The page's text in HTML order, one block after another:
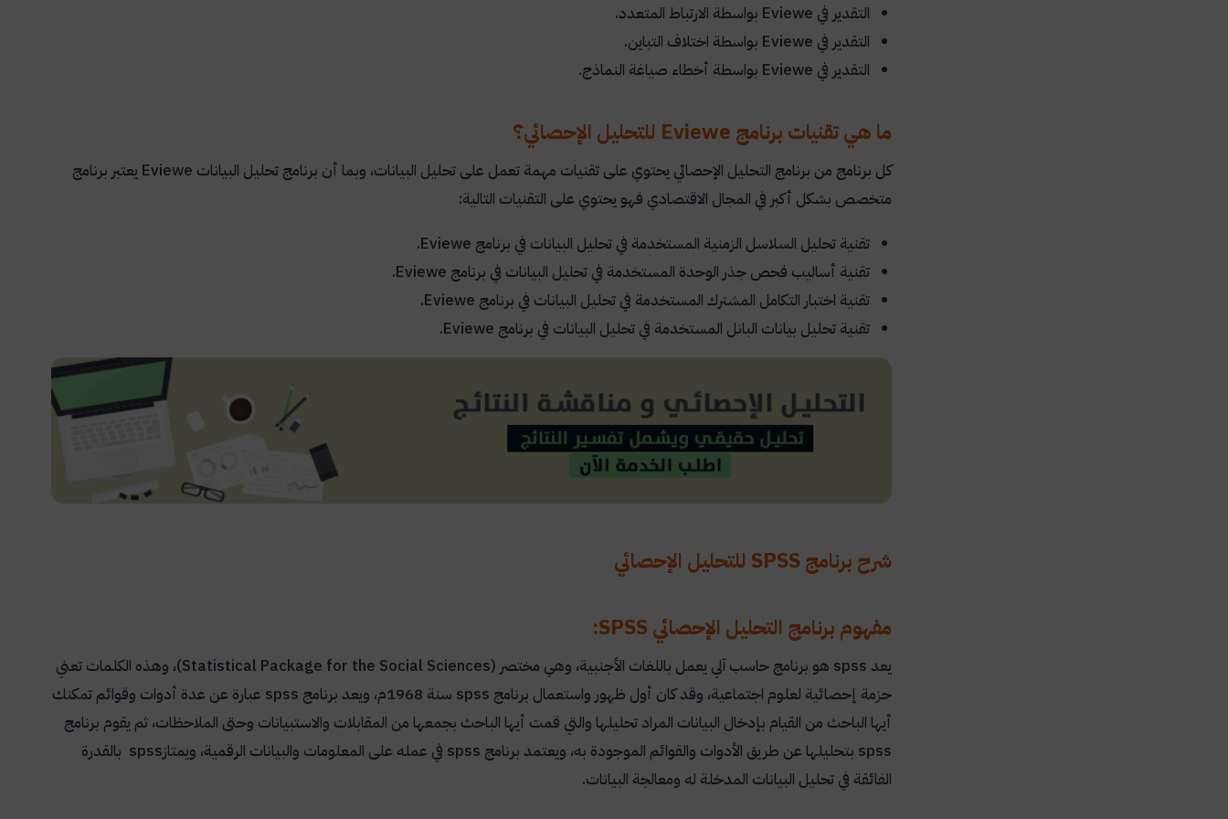
التقدير في Eviewe بواسطة الارتباط المتعدد.
التقدير في Eviewe بواسطة اختلاف التباين.
التقدير في Eviewe بواسطة أخطاء صياغة النماذج.
ما هي تقنيات برنامج Eviewe للتحليل الإحصائي؟
كل برنامج من برنامج التحليل الإحصائي يحتوي على تقنيات مهمة تعمل على تحليل البيانات، وبما أن برنامج تحليل البيانات Eviewe يعتبر برنامج
متخصص بشكل أكبر في المجال الاقتصادي فهو يحتوي على التقنيات التالية:
تقنية تحليل السلاسل الزمنية المستخدمة في تحليل البيانات في برنامج Eviewe
.
تقنية أساليب فحص جذر الوحدة المستخدمة في تحليل البيانات في برنامج Eviewe
.
تقنية اختبار التكامل المشترك المستخدمة في تحليل البيانات في برنامج Eviewe
.
تقنية تحليل بيانات البانل المستخدمة في تحليل البيانات في برنامج Eviewe
.
شرح برنامج SPSS للتحليل الإحصائي
مفهوم برنامج التحليل الإحصائي SPSS:
يعد spss هو برنامج حاسب آلي يعمل باللغات الأجنبية، وهي مختصر (Statistical Package for the Social Sciences)، وهذه الكلمات تعني
حزمة إحصائية لعلوم اجتماعية، وقد كان أول ظهور واستعمال برنامج spss سنة 1968م، ويعد برنامج spss عبارة عن عدة أدوات وقوائم تمكنك
أيها الباحث من القيام بإدخال البيانات المراد تحليلها والتي قمت أيها الباحث بجمعها من المقابلات والاستبيانات وحتى الملاحظات، ثم يقوم برنامج
spss بتحليلها عن طريق الأدوات والقوائم الموجودة به، ويعتمد برنامج spss في عمله على المعلومات والبيانات الرقمية، ويمتازspss بالقدرة
الفائقة في تحليل البيانات المدخلة له ومعالجة البيانات.